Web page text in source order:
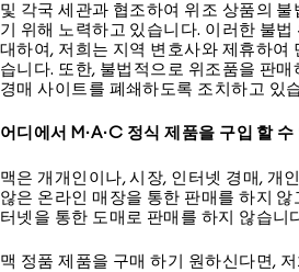
및 각국 세관과 협조하여 위조 상품의
기 위해 노력하고 있습니다. 이러한 불법
대하여, 저희는 지역 변호사와 제휴하여
습니다. 또한, 불법적으로 위조품을 판매
경매 사이트를 폐쇄하도록 조치하고 있
어디에서 M·A·C 정식 제품을 구입 할
맥은 개개인이나, 시장, 인터넷 경매, 개
않은 온라인 매장을 통한 판매를 하지 않
터넷을 통한 도매로 판매를 하지 않습니
맥 정품 제품을 구매 하기 원하신다면,